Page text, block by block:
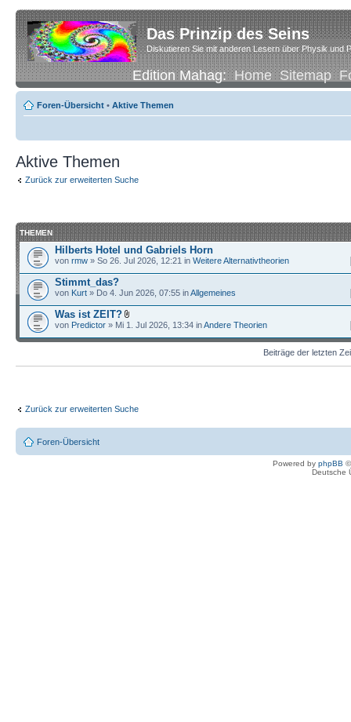
Das Prinzip des Seins
Diskutieren Sie mit anderen Lesern über Physik und
Edition Mahag:Home Sitemap
Foren-Übersicht • Aktive Themen
Aktive Themen
Zurück zur erweiterten Suche
THEMEN
Hilberts Hotel und Gabriels Horn
von rmw » So 26. Jul 2026, 12:21 in Weitere Alternativtheorien
Stimmt_das?
von Kurt » Do 4. Jun 2026, 07:55 inAllgemeines
Was ist ZEIT?
von Predictor » Mi 1. Jul 2026, 13:34 inAndere Theorien
Beiträge der letzten
Zurück zur erweiterten Suche
Foren-Übersicht
Powered by phpBB
Deutsche